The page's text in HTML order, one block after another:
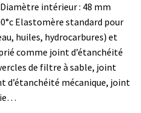
intérieur : 48 mm
Elastomère standard pour
huiles, hydrocarbures) et
comme joint d’étanchéité
de filtre à sable, joint
d’étanchéité mécanique, joint